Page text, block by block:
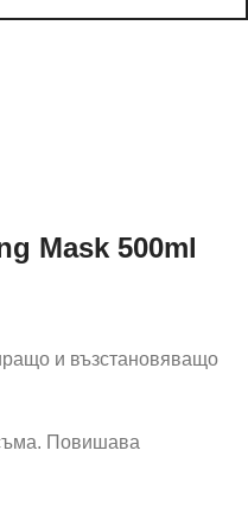
Mask 500ml
и възстановяващо
Повишава